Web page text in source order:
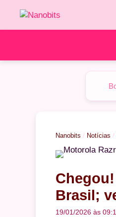
o
Nanobits / Notícias /
Brasil;
19/01/2026 às